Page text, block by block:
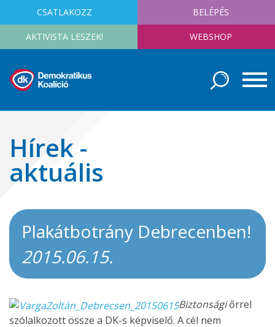
CSATLAKOZZ BELÉPÉS
AKTIVISTA LESZEK! WEBSHOP
Hírek -
aktuális
Plakátbotrány Debrecenben!
2015.06.15.
Biztonságiőrrel
szólalkozott össze a DK-s képviselő. A cél nem